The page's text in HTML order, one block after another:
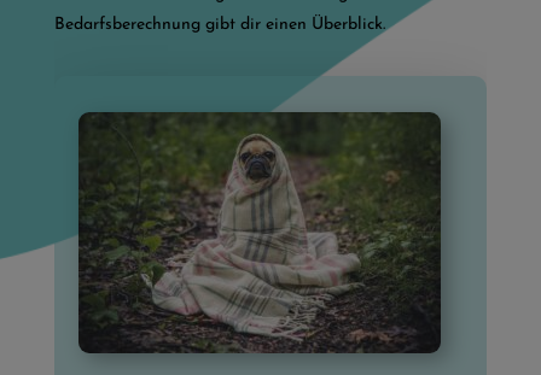
Bedarfsberechnung gibt dir einen Überblick.